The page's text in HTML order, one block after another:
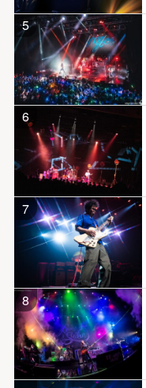
5
6
7
8